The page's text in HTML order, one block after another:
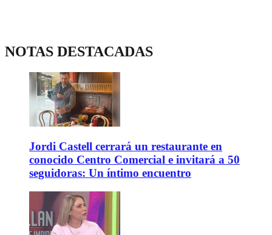
NOTAS DESTACADAS
Jordi Castell cerrará un restaurante en
conocido Centro Comercial e invitará a 50
seguidoras: Un íntimo encuentro